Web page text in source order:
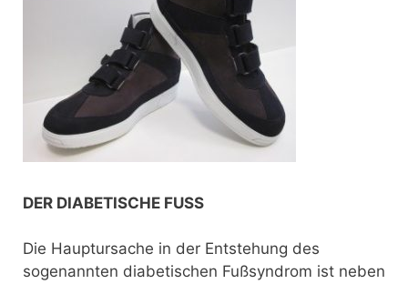
DER DIABETISCHE FUSS
Die Hauptursache in der Entstehung des
sogenannten diabetischen Fußsyndrom ist neben